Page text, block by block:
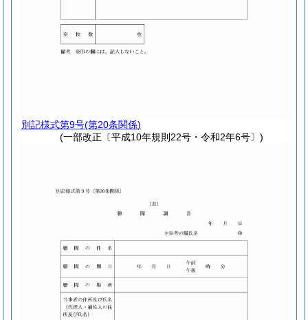
別記様式第9号(第20条関係)
(一部改正〔平成10年規則22号・令和2年6号〕)